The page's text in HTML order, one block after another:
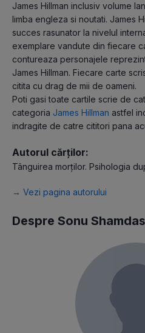
James Hillman inclusiv volume
limba engleza si noutati. James
succes rasunator la nivelul
exemplare vandute din fiecare
contureaza personajele
James Hillman. Fiecare carte
citita cu drag de mii de oameni.
Poti gasi toate cartile scrie de
categoria James Hillman astfel
indragite de catre cititori pana
Autorul cărților:
Tânguirea morţilor. Psihologia
→ Vezi pagina autorului
Despre Sonu